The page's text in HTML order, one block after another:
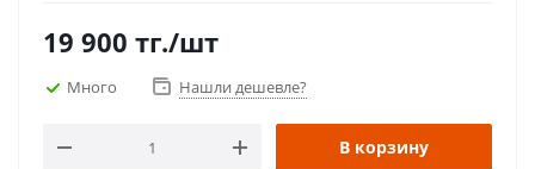
19 900 тг./шт
Много Нашли дешевле?
В корзину